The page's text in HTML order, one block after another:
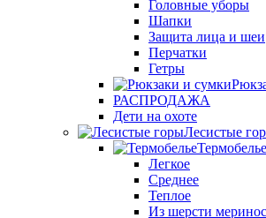
Головные уборы
Шапки
Защита лица и шеи
Перчатки
Гетры
РАСПРОДАЖА
Дети на охоте
Лесистые
Термобелье
Легкое
Среднее
Теплое
Из шерсти